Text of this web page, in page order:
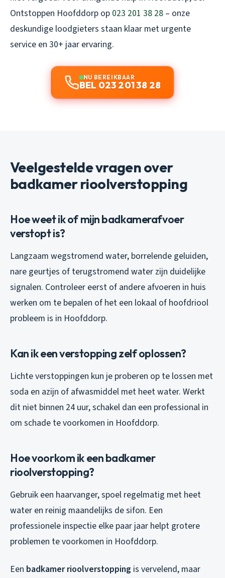
Ontstoppen Hoofddorp op 023 201 38 28 – onze
deskundige loodgieters staan klaar met urgente
service en 30+ jaar ervaring.
NU BEREIKBAAR
BEL 023 201 38 28
Veelgestelde vragen over
badkamer rioolverstopping
Hoe weet ik of mijn badkamerafvoer
verstopt is?
Langzaam wegstromend water, borrelende geluiden,
nare geurtjes of terugstromend water zijn duidelijke
signalen. Controleer eerst of andere afvoeren in huis
werken om te bepalen of het een lokaal of hoofdriool
probleem is in Hoofddorp.
Kan ik een verstopping zelf oplossen?
Lichte verstoppingen kun je proberen op te lossen met
soda en azijn of afwasmiddel met heet water. Werkt
dit niet binnen 24 uur, schakel dan een professional in
om schade te voorkomen in Hoofddorp.
Hoe voorkom ik een badkamer
rioolverstopping?
Gebruik een haarvanger, spoel regelmatig met heet
water en reinig maandelijks de sifon. Een
professionele inspectie elke paar jaar helpt grotere
problemen te voorkomen in Hoofddorp.
Een badkamer rioolverstopping is vervelend, maar